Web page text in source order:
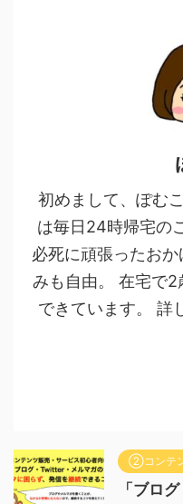
初めまして、ぽむ
は毎日24時帰宅の
必死に頑張ったお
みも自由。 在宅で
できています。 詳
②コンテ
「ブロ